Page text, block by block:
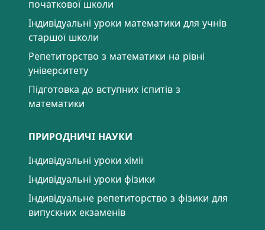
початкової школи
Індивідуальні уроки математики для учнів
старшої школи
Репетиторство з математики на рівні
університету
Підготовка до вступних іспитів з
математики
ПРИРОДНИЧІ НАУКИ
Індивідуальні уроки хімії
Індивідуальні уроки фізики
Індивідуальне репетиторство з фізики для
випускних екзаменів